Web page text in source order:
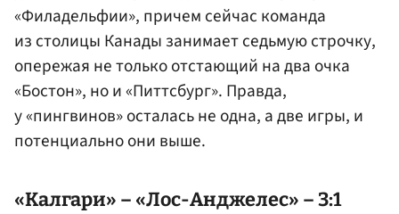
«Филадельфии», причем сейчас команда
из столицы Канады занимает седьмую строчку,
опережая не только отстающий на два очка
«Бостон», но и «Питтсбург». Правда,
у «пингвинов» осталась не одна, а две игры, и
потенциально они выше.
«Калгари» – «Лос-Анджелес» – 3:1